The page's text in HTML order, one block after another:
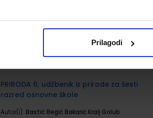
Prilagodi
škole
Babić Bubica Leko Dimovski grupa autora
6978-DOM
PRIRODA 6; udžbenik iz prirode za šesti
razred osnovne škole
Autor(i): Bastić Begić Bakarić Kralj Golub